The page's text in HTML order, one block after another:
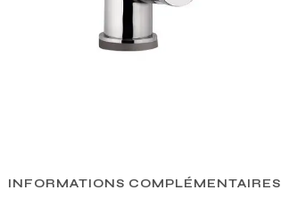
INFORMATIONS COMPLÉMENTAIRES